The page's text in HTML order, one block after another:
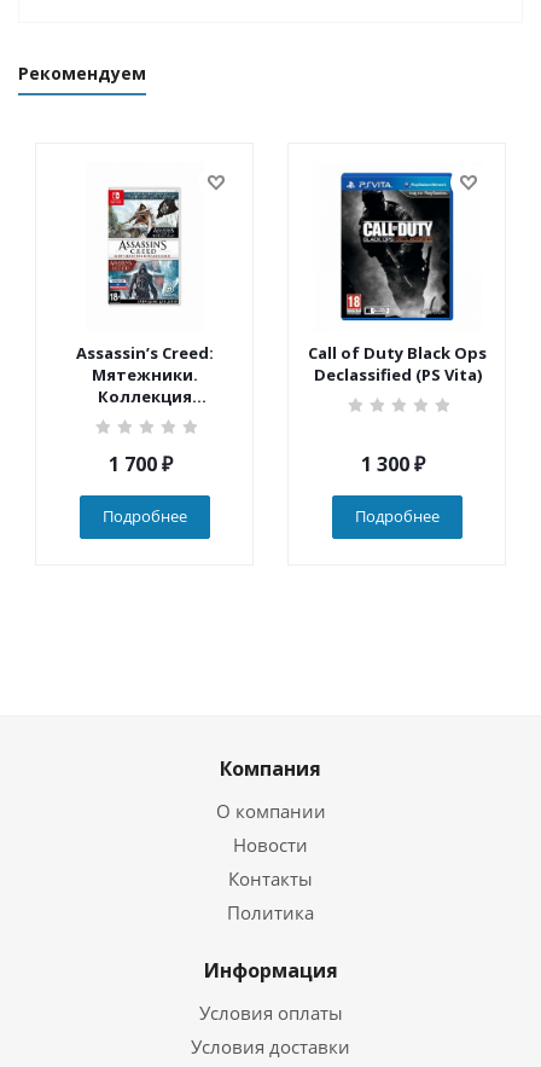
Рекомендуем
Assassin’s Creed:
Мятежники.
Коллекция
(Nintendo Switch)
1 700₽
Подробнее
Call of Duty Black Ops
Declassified (PS Vita)
1 300₽
Подробнее
Компания
О компании
Новости
Контакты
Политика
Информация
Условия оплаты
Условия доставки